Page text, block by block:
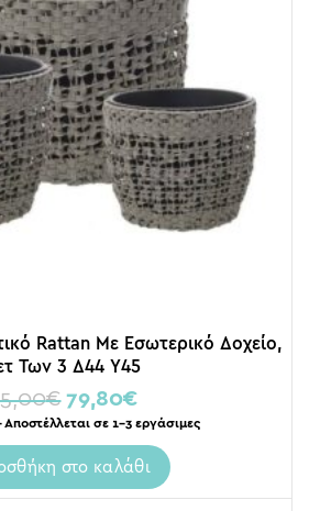
Rattan Με Εσωτερικό Δοχείο,
Των 3 Δ44 Υ45
€ 79,80€
Αποστέλλεται σε 1-3 εργάσιμες
στο καλάθι